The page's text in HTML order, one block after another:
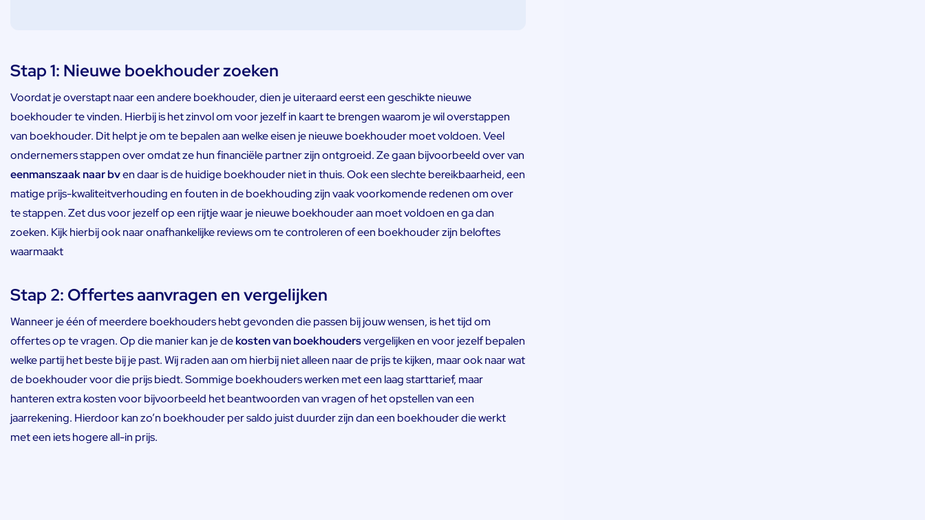
Stap 1: Nieuwe boekhouder zoeken
Voordat je overstapt naar een andere boekhouder, dien je uiteraard eerst een geschikte nieuwe
boekhouder te vinden. Hierbij is het zinvol om voor jezelf in kaart te brengen waarom je wil overstappen
van boekhouder. Dit helpt je om te bepalen aan welke eisen je nieuwe boekhouder moet voldoen. Veel
ondernemers stappen over omdat ze hun financiële partner zijn ontgroeid. Ze gaan bijvoorbeeld over van
eenmanszaak naar bven daar is de huidige boekhouder niet in thuis. Ook een slechte bereikbaarheid, een
matige prijs-kwaliteitverhouding en fouten in de boekhouding zijn vaak voorkomende redenen om over
te stappen. Zet dus voor jezelf op een rijtje waar je nieuwe boekhouder aan moet voldoen en ga dan
zoeken. Kijk hierbij ook naar onafhankelijke reviews om te controleren of een boekhouder zijn beloftes
waarmaakt
Stap 2: Offertes aanvragen en vergelijken
Wanneer je één of meerdere boekhouders hebt gevonden die passen bij jouw wensen, is het tijd om
offertes op te vragen. Op die manier kan je dekosten van boekhoudersvergelijken en voor jezelf bepalen
welke partij het beste bij je past. Wij raden aan om hierbij niet alleen naar de prijs te kijken, maar ook naar wat
de boekhouder voor die prijs biedt. Sommige boekhouders werken met een laag starttarief, maar
hanteren extra kosten voor bijvoorbeeld het beantwoorden van vragen of het opstellen van een
jaarrekening. Hierdoor kan zo’n boekhouder per saldo juist duurder zijn dan een boekhouder die werkt
met een iets hogere all-in prijs.